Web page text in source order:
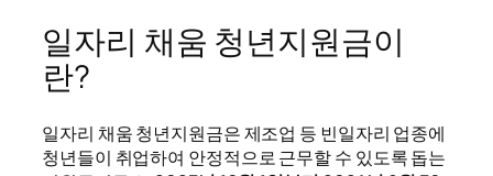
일자리 채움 청년지원금이
란?
일자리 채움 청년지원금은 제조업 등 빈일자리 업종에
청년들이 취업하여 안정적으로 근무할 수 있도록 돕는